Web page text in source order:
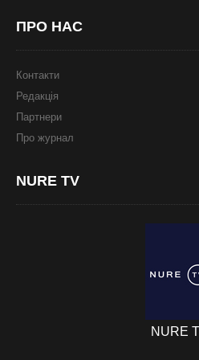
ПРО НАС
Контакти
Редакція
Партнери
Про журнал
NURE TV
NURE